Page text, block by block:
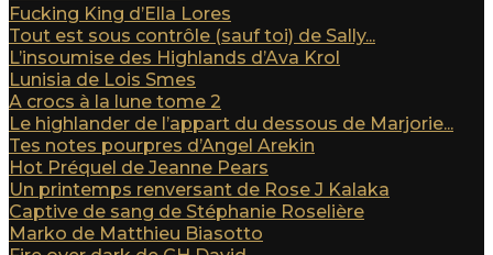
Fucking King d’Ella Lores
Tout est sous contrôle (sauf toi) de Sally...
L’insoumise des Highlands d’Ava Krol
Lunisia de Lois Smes
A crocs à la lune tome 2
Le highlander de l’appart du dessous de Marjorie...
Tes notes pourpres d’Angel Arekin
Hot Préquel de Jeanne Pears
Un printemps renversant de Rose J Kalaka
Captive de sang de Stéphanie Roselière
Marko de Matthieu Biasotto